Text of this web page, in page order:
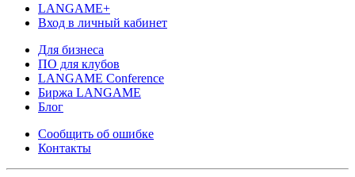
LANGAME+
Вход в личный кабинет
Для бизнеса
ПО для клубов
LANGAME Conference
Биржа LANGAME
Блог
Сообщить об ошибке
Контакты